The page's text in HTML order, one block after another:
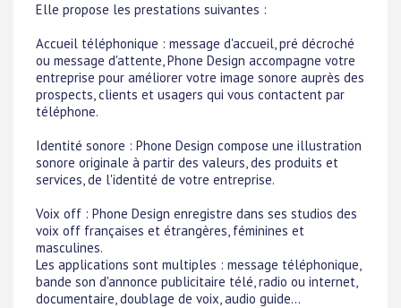
Elle propose les prestations suivantes :
Accueil téléphonique : message d'accueil, pré décroché
ou message d'attente, Phone Design accompagne votre
entreprise pour améliorer votre image sonore auprès des
prospects, clients et usagers qui vous contactent par
téléphone.
Identité sonore : Phone Design compose une illustration
sonore originale à partir des valeurs, des produits et
services, de l'identité de votre entreprise.
Voix off : Phone Design enregistre dans ses studios des
voix off françaises et étrangères, féminines et
masculines.
Les applications sont multiples : message téléphonique,
bande son d'annonce publicitaire télé, radio ou internet,
documentaire, doublage de voix, audio guide...